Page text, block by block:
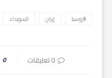
#روسيا إيران السويداء
0 تعليقات 0